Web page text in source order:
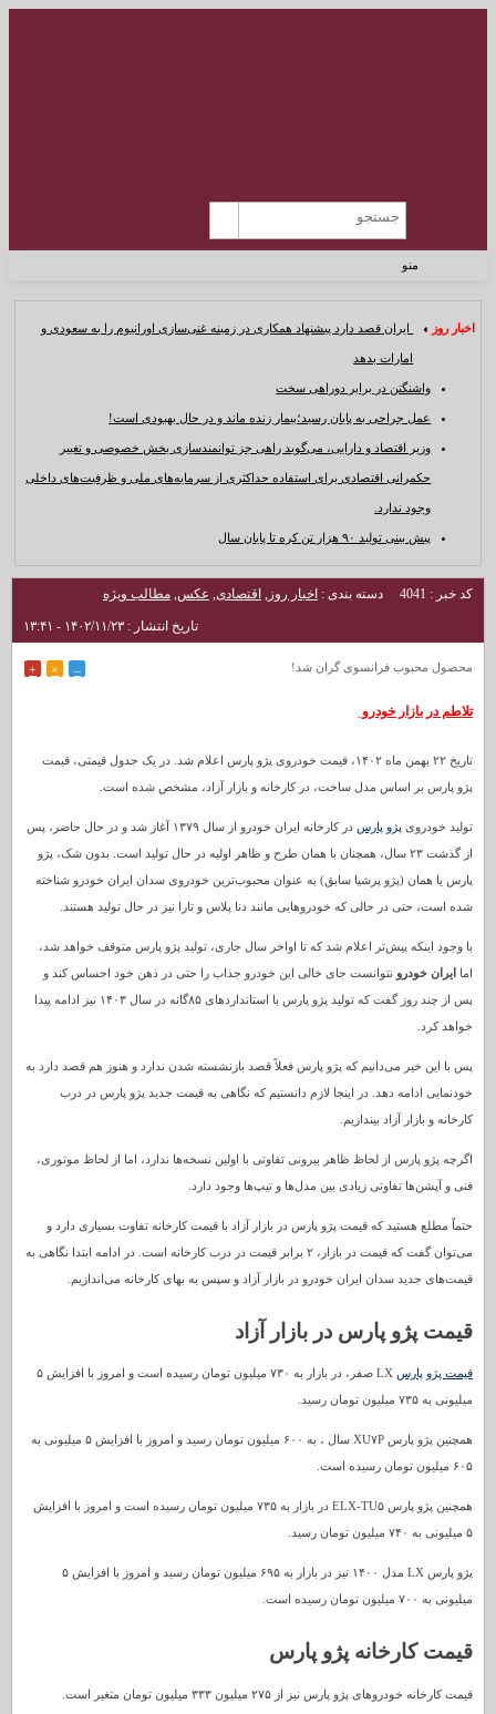
منو
اخبار روز : ایران قصد دارد پیشنهاد همکاری در زمینه غنی‌سازی اورانیوم را به سعودی و
امارات بدهد
واشنگتن در برابر دوراهی سخت
عمل جراحی به پایان رسید؛بیمار زنده ماند و در حال بهبودی است!
وزیر اقتصاد و دارایی، می‌گوید راهی جز توانمندسازی بخش خصوصی و تغییر
حکمرانی اقتصادی برای استفاده حداکثری از سرمایه‌های ملی و ظرفیت‌های داخلی
وجود ندارد.
پیش بینی تولید ۹۰ هزار تن کره تا پایان سال
کد خبر : 4041 دسته بندی : اخبار روز , اقتصادی, عکس,مطالب ویژه
تاریخ انتشار : ۱۴۰۲/۱۱/۲۳ - ۱۳:۴۱
–
×
+ محصول محبوب فرانسوی گران شد!
تلاطم در بازار خودرو
تاریخ ۲۲ بهمن ماه ۱۴۰۲، قیمت خودروی پژو پارس اعلام شد. در یک جدول قیمتی، قیمت
پژو پارس بر اساس مدل ساخت، در کارخانه و بازار آزاد، مشخص شده است.
تولید خودروی پژو پارس
در کارخانه ایران خودرو از سال ۱۳۷۹ آغاز شد و در حال حاضر، پس
از گذشت ۲۳ سال، همچنان با همان طرح و ظاهر اولیه در حال تولید است. بدون شک، پژو
پارس یا همان (پژو پرشیا سابق) به عنوان محبوب‌ترین خودروی سدان ایران خودرو شناخته
شده است، حتی در حالی که خودروهایی مانند دنا پلاس و تارا نیز در حال تولید هستند.
با وجود اینکه پیش‌تر اعلام شد که تا اواخر سال جاری، تولید پژو پارس متوقف خواهد شد،
اما
ایران خودرو نتوانست جای خالی این خودرو جذاب را حتی در ذهن خود احساس کند و
پس از چند روز گفت که تولید پژو پارس با استانداردهای ۸۵گانه در سال ۱۴۰۳ نیز ادامه پیدا
خواهد کرد.
پس با این خیر می‌دانیم که پژو پارس فعلاً قصد بازنشسته شدن ندارد و هنوز هم قصد دارد به
خودنمایی ادامه دهد. در اینجا لازم دانستیم که نگاهی به قیمت جدید پژو پارس در درب
کارخانه و بازار آزاد بیندازیم.
اگرچه پژو پارس از لحاظ ظاهر بیرونی تفاوتی با اولین نسخه‌ها ندارد، اما از لحاظ موتوری،
فنی و آپشن‌ها تفاوتی زیادی بین مدل‌ها و تیپ‌ها وجود دارد.
حتماً مطلع هستید که قیمت پژو پارس در بازار آزاد با قیمت کارخانه تفاوت بسیاری دارد و
می‌توان گفت که قیمت در بازار، ۲ برابر قیمت در درب کارخانه است. در ادامه ابتدا نگاهی به
قیمت‌های جدید سدان ایران خودرو در بازار آزاد و سپس به بهای کارخانه می‌اندازیم.
قیمت پژو پارس در بازار آزاد
قیمت پژو پارس
LX صفر، در بازار به ۷۳۰ میلیون تومان رسیده است و امروز با افزایش ۵
میلیونی به ۷۳۵ میلیون تومان رسید.
همچنین پژو پارس XU۷P سال ، به ۶۰۰ میلیون تومان رسید و امروز با افزایش ۵ میلیونی به
۶۰۵ میلیون تومان رسیده است.
همچنین پژو پارس ELX-TU۵ در بازار به ۷۳۵ میلیون تومان رسیده است و امروز با افزایش
۵ میلیونی به ۷۴۰ میلیون تومان رسید.
پژو پارس LX مدل ۱۴۰۰ نیز در بازار به ۶۹۵ میلیون تومان رسید و امروز با افزایش ۵
میلیونی به ۷۰۰ میلیون تومان رسیده است.
قیمت کارخانه پژو پارس
قیمت کارخانه خودروهای پژو پارس نیز از ۲۷۵ میلیون ۳۳۳ میلیون تومان متغیر است.